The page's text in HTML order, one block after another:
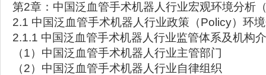
第2章：中国泛血管手术机器人行业宏观环境分析
2.1 中国泛血管手术机器人行业政策（Policy）环
2.1.1 中国泛血管手术机器人行业监管体系及机构
（1）中国泛血管手术机器人行业主管部门
（2）中国泛血管手术机器人行业自律组织